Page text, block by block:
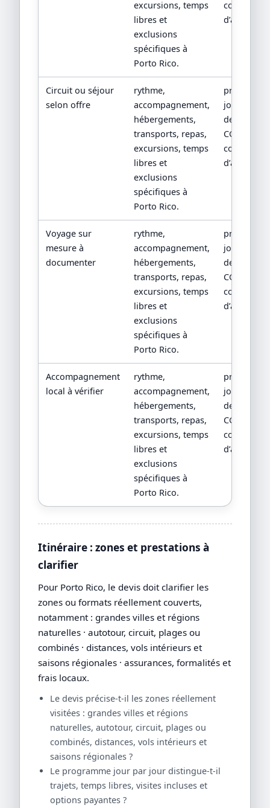
excursions, temps
libres et
exclusions
spécifiques à
Porto Rico.
conditions
Circuit ou séjour
selon offre
rythme,
accompagnement,
hébergements,
transports, repas,
excursions, temps
libres et
exclusions
spécifiques à
Porto Rico.
jour par
devis
CGV/CPV et
conditions
Voyage sur
mesure à
documenter
rythme,
accompagnement,
hébergements,
transports, repas,
excursions, temps
libres et
exclusions
spécifiques à
Porto Rico.
jour par
devis
CGV/CPV et
conditions
Accompagnement
local à vérifier
rythme,
accompagnement,
hébergements,
transports, repas,
excursions, temps
libres et
exclusions
spécifiques à
Porto Rico.
jour par
devis
CGV/CPV et
conditions
Itinéraire : zones et prestations à
clarifier
Pour Porto Rico, le devis doit clarifier les
zones ou formats réellement couverts,
notamment : grandes villes et régions
naturelles · autotour, circuit, plages ou
combinés · distances, vols intérieurs et
saisons régionales · assurances, formalités et
frais locaux.
Le devis précise-t-il les zones réellement
visitées : grandes villes et régions
naturelles, autotour, circuit, plages ou
combinés, distances, vols intérieurs et
saisons régionales ?
Le programme jour par jour distingue-t-il
trajets, temps libres, visites incluses et
options payantes ?